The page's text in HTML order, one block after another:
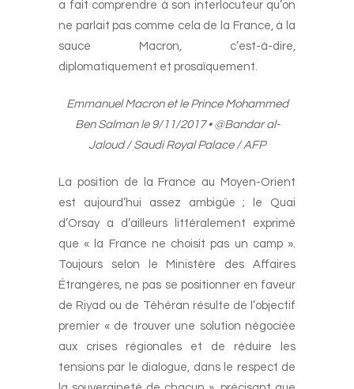
a fait comprendre à son interlocuteur qu’on
ne parlait pas comme cela de la France, à la
sauce Macron, c’est-à-dire,
diplomatiquement et prosaïquement.
Emmanuel Macron et le Prince Mohammed
Ben Salman le 9/11/2017 • @Bandar al-
Jaloud / Saudi Royal Palace / AFP
La position de la France au Moyen-Orient
est aujourd’hui assez ambigüe ; le Quai
d’Orsay a d’ailleurs littéralement exprimé
que « la France ne choisit pas un camp ».
Toujours selon le Ministère des Affaires
Étrangères, ne pas se positionner en faveur
de Riyad ou de Téhéran résulte de l’objectif
premier « de trouver une solution négociée
aux crises régionales et de réduire les
tensions par le dialogue, dans le respect de